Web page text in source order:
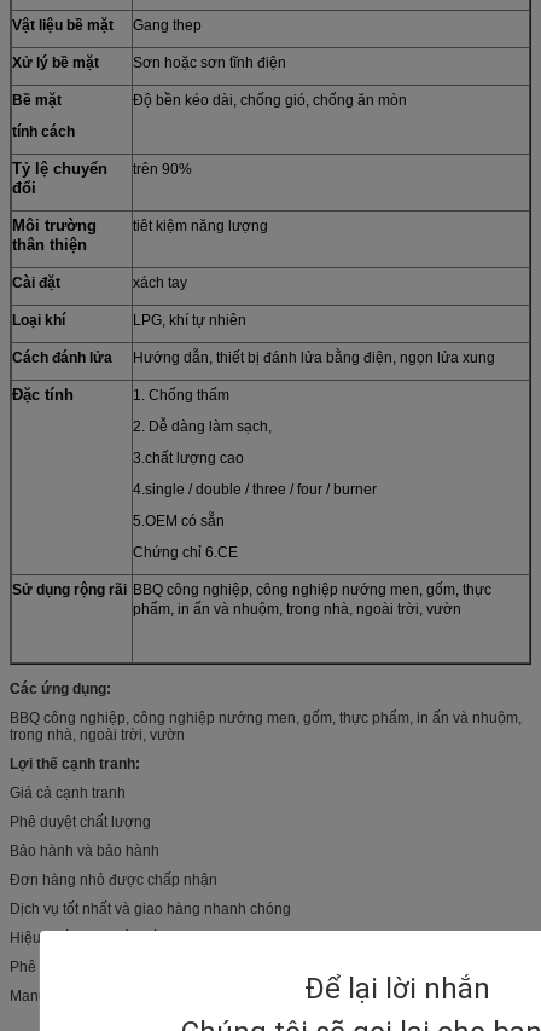
Để lại lời nhắn
Vật liệu bề mặt Gang thep
Xử lý bề mặt Sơn hoặc sơn tĩnh điện
Bề mặt
tính cách
Độ bền kéo dài, chống gió, chống ăn mòn
Tỷ lệ chuyển
đổi
trên 90%
Môi trường
thân thiện
tiêt kiệm năng lượng
Cài đặt xách tay
Loại khí LPG, khí tự nhiên
Cách đánh lửa Hướng dẫn, thiết bị đánh lửa bằng điện, ngọn lửa xung
Đặc tính
1. Chống thấm
2. Dễ dàng làm sạch,
3.chất lượng cao
4.single / double / three / four / burner
5.OEM có sẵn
Chứng chỉ 6.CE
Sử dụng rộng rãi BBQ công nghiệp, công nghiệp nướng men, gốm, thực
phẩm, in ấn và nhuộm, trong nhà, ngoài trời, vườn
Các ứng dụng:
BBQ công nghiệp, công nghiệp nướng men, gốm, thực phẩm, in ấn và nhuộm,
trong nhà, ngoài trời, vườn
Lợi thế cạnh tranh:
Giá cả cạnh tranh
Phê duyệt chất lượng
Bảo hành và bảo hành
Đơn hàng nhỏ được chấp nhận
Dịch vụ tốt nhất và giao hàng nhanh chóng
Hiệu suất sản phẩm tốt
Phê duyệt quốc tế
Manuafacturer giàu kinh nghiệm